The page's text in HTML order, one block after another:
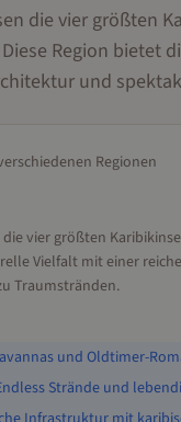
die vier größten
Region
und
Regionen
vier größten
Vielfalt mit einer
Traumstränden.
und Oldtimer-
Strände und